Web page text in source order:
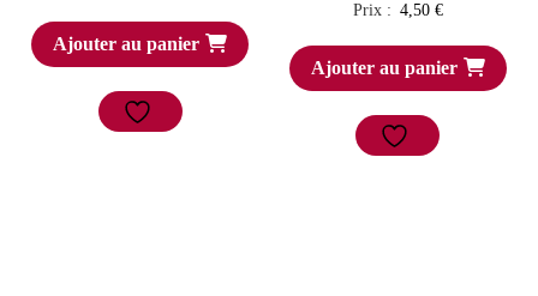
Ajouter au panier
Prix : 4,50 €
Ajouter au panier